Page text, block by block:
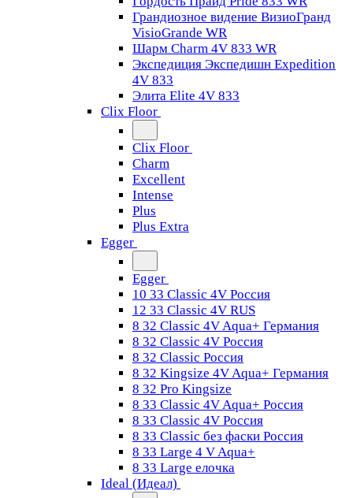
Грандиозное видение ВизиоГранд
VisioGrande WR
Шарм Charm 4V 833 WR
Экспедиция Экспедишн Expedition
4V 833
Элита Elite 4V 833
Clix Floor
Clix Floor
Charm
Excellent
Intense
Plus
Plus Extra
Egger
Egger
10 33 Classic 4V Россия
12 33 Classic 4V RUS
8 32 Classic 4V Aqua+ Германия
8 32 Classic 4V Россия
8 32 Classic Россия
8 32 Kingsize 4V Aqua+ Германия
8 32 Pro Kingsize
8 33 Classic 4V Aqua+ Россия
8 33 Classic 4V Россия
8 33 Classic без фаски Россия
8 33 Large 4 V Aqua+
8 33 Large елочка
Ideal (Идеал)